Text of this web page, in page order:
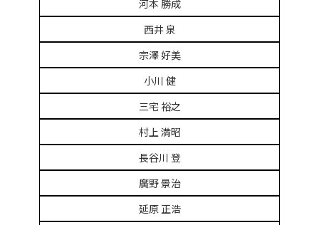
河本 勝成
西井 泉
宗澤 好美
小川 健
三宅 裕之
村上 満昭
長谷川 登
廣野 景治
延原 正浩